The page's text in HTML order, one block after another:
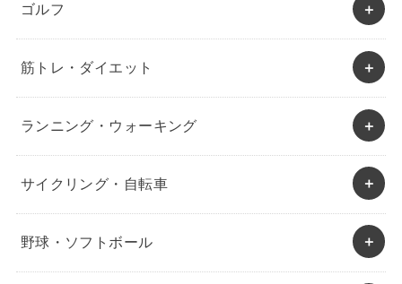
ゴルフ
筋トレ・ダイエット
ランニング・ウォーキング
サイクリング・自転車
野球・ソフトボール